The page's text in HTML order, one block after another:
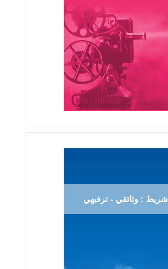
شريط : وثائقي - ترفيهي